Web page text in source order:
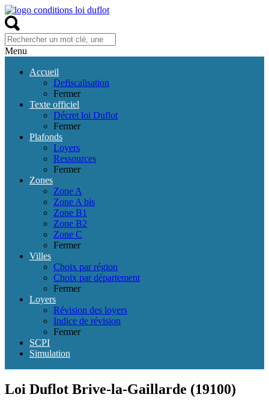
Menu
Accueil
Defiscalisation
Fermer
Texte officiel
Décret loi Duflot
Fermer
Plafonds
Loyers
Ressources
Fermer
Zones
Zone A
Zone A bis
Zone B1
Zone B2
Zone C
Fermer
Villes
Choix par région
Choix par département
Fermer
Loyers
Révision des loyers
Indice de révision
Fermer
SCPI
Simulation
Loi Duflot Brive-la-Gaillarde (19100)